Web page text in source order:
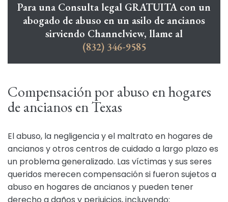
Para una Consulta legal GRATUITA con un
abogado de abuso en un asilo de ancianos
sirviendo Channelview, llame al
(832) 346-9585
Compensación por abuso en hogares
de ancianos en Texas
El abuso, la negligencia y el maltrato en hogares de
ancianos y otros centros de cuidado a largo plazo es
un problema generalizado. Las víctimas y sus seres
queridos merecen compensación si fueron sujetos a
abuso en hogares de ancianos y pueden tener